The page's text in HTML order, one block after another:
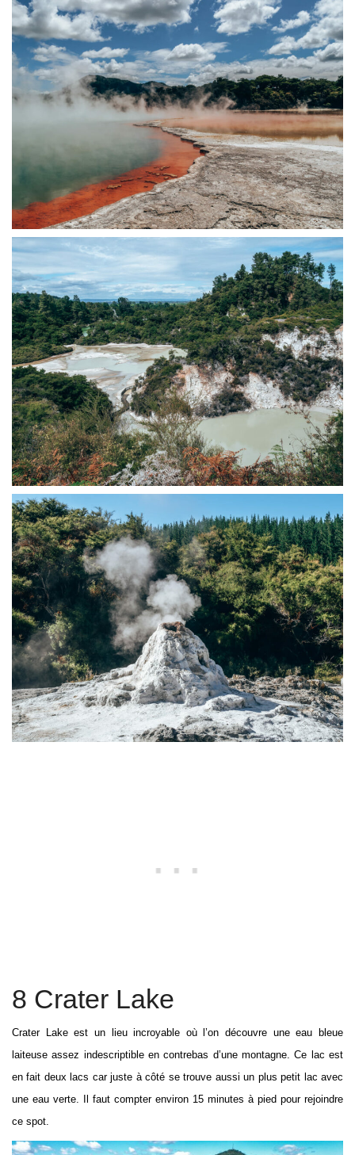
8 Crater Lake
Crater Lake est un lieu incroyable où l’on découvre une eau bleue
laiteuse assez indescriptible en contrebas d’une montagne. Ce lac est
en fait deux lacs car juste à côté se trouve aussi un plus petit lac avec
une eau verte. Il faut compter environ 15 minutes à pied pour rejoindre
ce spot.